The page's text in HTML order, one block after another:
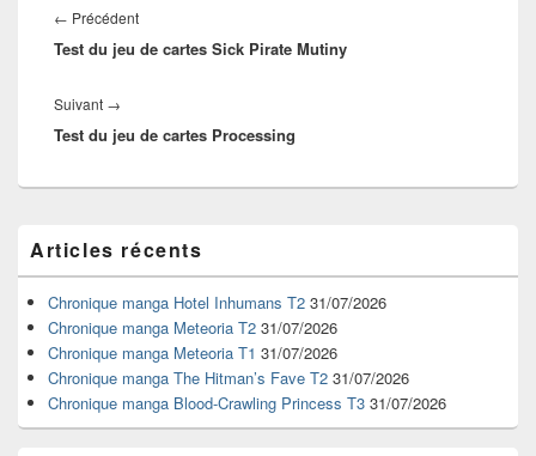
de
l’article
← PrécédentArticle
précédent :
Test du jeu de cartes Sick Pirate Mutiny
Suivant →
suivant :
Test du jeu de cartes Processing
principale
de
widget
pour
barre
latérale
Articles récents
Chronique manga Hotel Inhumans T2 31/07/2026
Chronique manga Meteoria T2 31/07/2026
Chronique manga Meteoria T1 31/07/2026
Chronique manga The Hitman’s Fave T2 31/07/2026
Chronique manga Blood-Crawling Princess T3 31/07/2026